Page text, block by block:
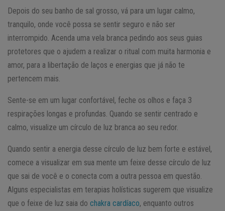
Depois do seu banho de sal grosso, vá para um lugar calmo,
tranquilo, onde você possa se sentir seguro e não ser
interrompido. Acenda uma vela branca pedindo aos seus guias
protetores que o ajudem a realizar o ritual com muita harmonia e
amor, para a libertação de laços e energias que já não te
pertencem mais.
Sente-se em um lugar confortável, feche os olhos e faça 3
respirações longas e profundas. Quando se sentir centrado e
calmo, visualize um círculo de luz branca ao seu redor.
Quando sentir a energia desse círculo de luz bem forte e estável,
comece a visualizar em sua mente um feixe desse círculo de luz
que sai de você e o conecta com a outra pessoa em questão.
Alguns especialistas em terapias holísticas sugerem que visualize
que o feixe de luz saia do chakra cardíaco, enquanto outros